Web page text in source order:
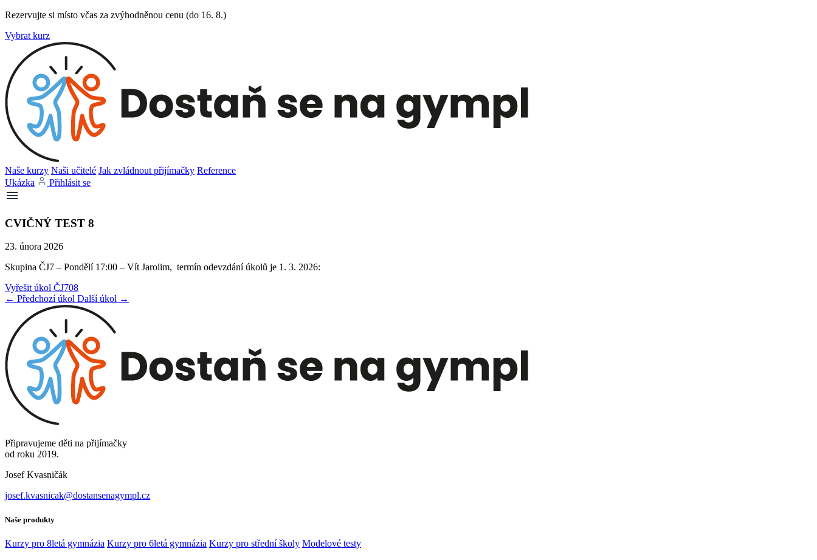
Rezervujte si místo včas za zvýhodněnou cenu (do 16. 8.)
Vybrat kurz
Naše kurzy Naši učitelé Jak zvládnout přijímačky Reference
Ukázka
Přihlásit se
CVIČNÝ TEST 8
23. února 2026
Skupina ČJ7 – Pondělí 17:00 – Vít Jarolim, termín odevzdání úkolů je 1. 3. 2026:
Vyřešit úkol ČJ708
← Předchozí úkol Další úkol →
Připravujeme děti na přijímačky
od roku 2019.
Josef Kvasničák
josef.kvasnicak@dostansenagympl.cz
Naše produkty
Kurzy pro 8letá gymnázia Kurzy pro 6letá gymnázia Kurzy pro střední školy Modelové testy